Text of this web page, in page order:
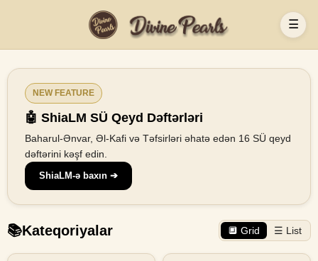
☰
NEW FEATURE
🤖 ShiaLM SÜ Qeyd Dəftərləri
Baharul-Ənvar, Əl-Kafi və Təfsirləri əhatə edən 16 SÜ qeyd
dəftərini kəşf edin.
ShiaLM-ə baxın ➔
📚Kateqoriyalar 🔲 Grid ☰ List